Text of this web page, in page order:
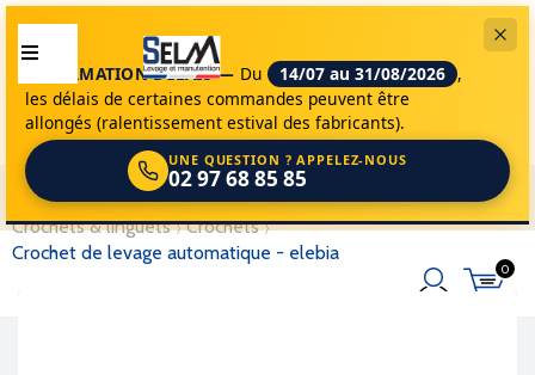
INFORMATION DÉLAIS — Du 14/07 au 31/08/2026 ,
les délais de certaines commandes peuvent être
allongés (ralentissement estival des fabricants).
UNE QUESTION ? APPELEZ-NOUS
02 97 68 85 85
0
selm accessoires de levage
accessoires
crochets & linguets
crochets
crochet de levage automatique - elebia